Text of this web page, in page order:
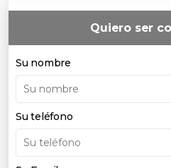
Quiero ser
Su nombre
Su teléfono